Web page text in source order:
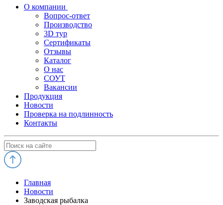
О компании
Вопрос-ответ
Производство
3D тур
Сертификаты
Отзывы
Каталог
О нас
СОУТ
Вакансии
Продукция
Новости
Проверка на подлинность
Контакты
Главная
Новости
Заводская рыбалка